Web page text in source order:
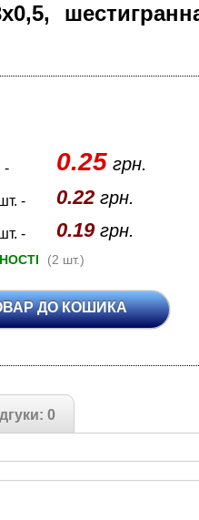
- 0.25 грн.
- 0.22 грн.
- 0.19грн.
(2 шт.)
ДО КОШИКА
0